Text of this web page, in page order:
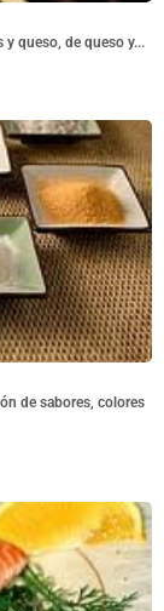
y queso, de queso y...
de sabores, colores